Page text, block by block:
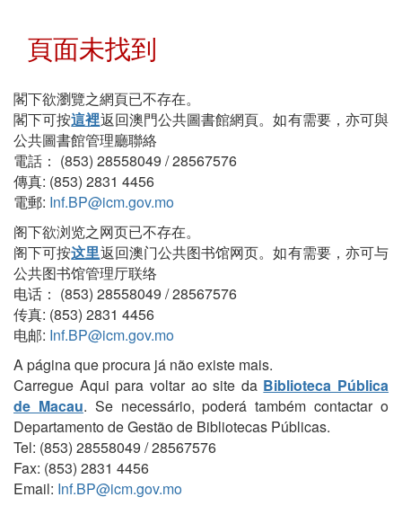
頁面未找到
閣下欲瀏覽之網頁已不存在。
閣下可按這裡返回澳門公共圖書館網頁。如有需要，亦可與
公共圖書館管理廳聯絡
電話： (853) 28558049 / 28567576
傳真: (853) 2831 4456
電郵: Inf.BP@icm.gov.mo
阁下欲浏览之网页已不存在。
阁下可按这里返回澳门公共图书馆网页。如有需要，亦可与
公共图书馆管理厅联络
电话： (853) 28558049 / 28567576
传真: (853) 2831 4456
电邮: Inf.BP@icm.gov.mo
A página que procura já não existe mais.
Carregue Aqui para voltar ao site da Biblioteca Pública
de Macau. Se necessário, poderá também contactar o
Departamento de Gestão de Bibliotecas Públicas.
Tel: (853) 28558049 / 28567576
Fax: (853) 2831 4456
Email: Inf.BP@icm.gov.mo